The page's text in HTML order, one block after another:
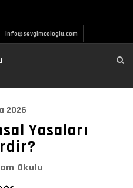
info@sevgimcologlu.com
2026
Yasaları
Okulu